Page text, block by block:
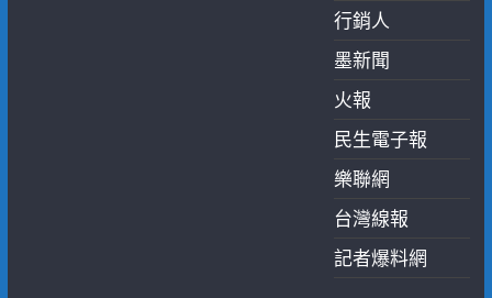
行銷人
墨新聞
火報
民生電子報
樂聯網
台灣線報
記者爆料網